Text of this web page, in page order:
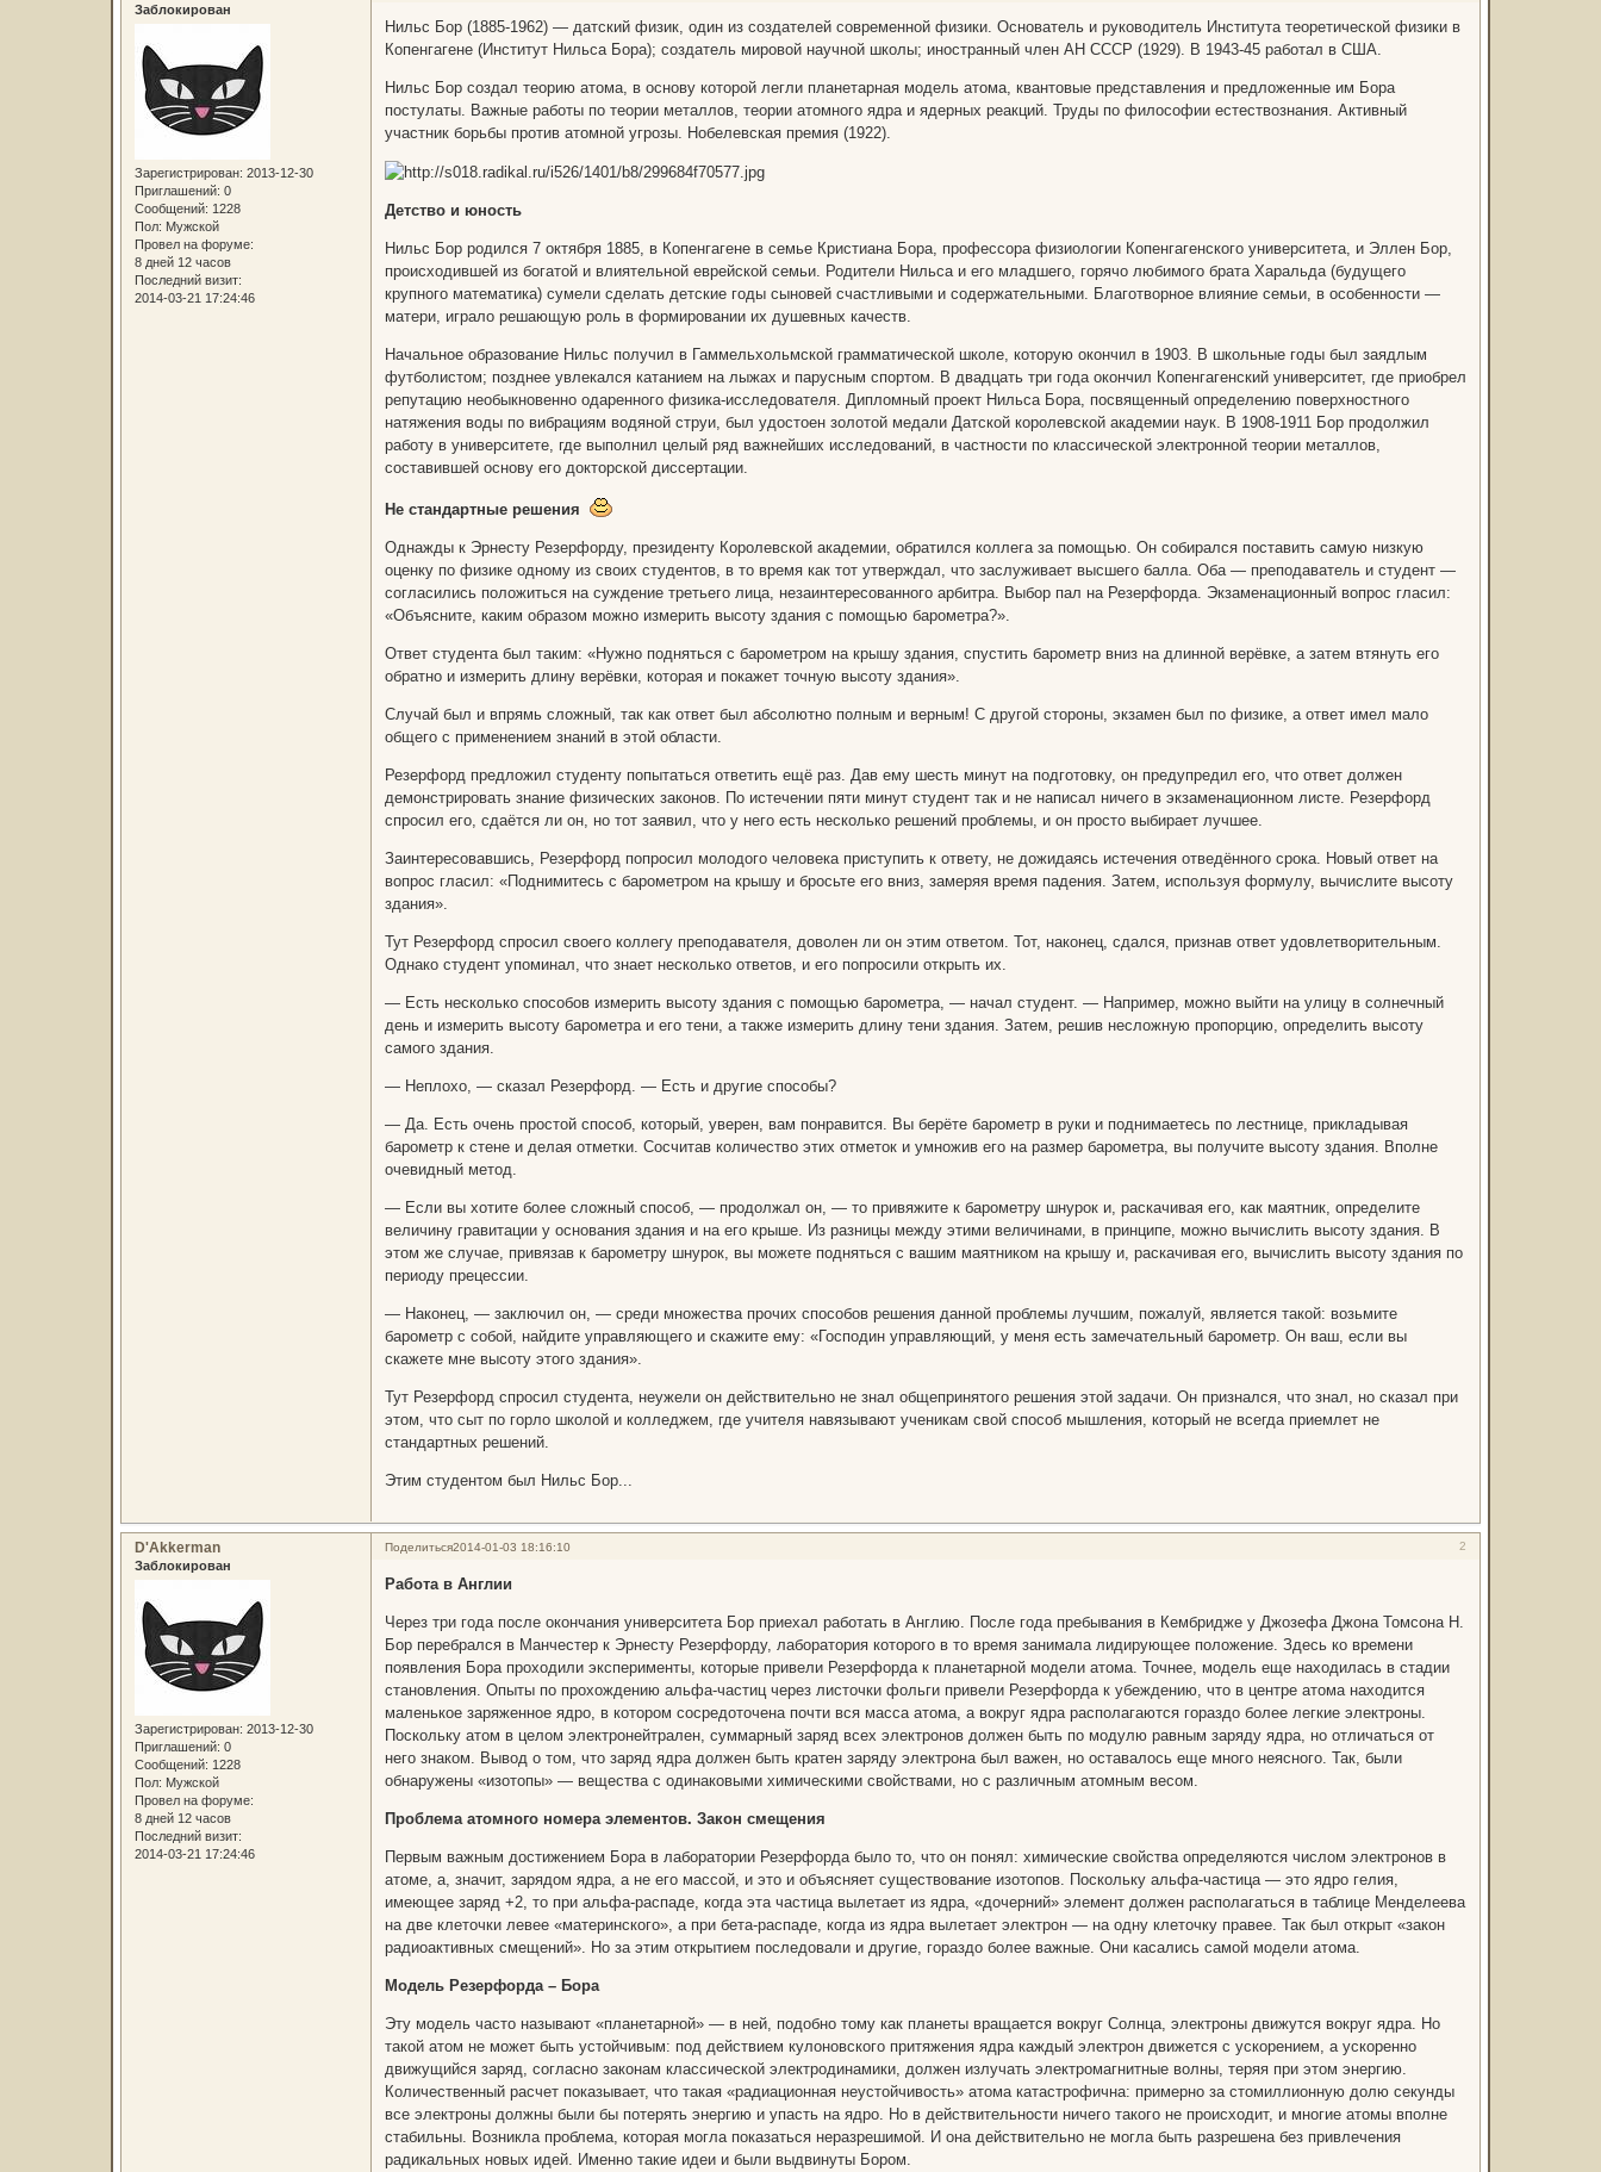
Заблокирован
Зарегистрирован: 2013-12-30
Приглашений: 0
Сообщений: 1228
Пол: Мужской
Провел на форуме:
8 дней 12 часов
Последний визит:
2014-03-21 17:24:46
Нильс Бор (1885-1962) — датский физик, один из создателей современной физики. Основатель и руководитель Института теоретической физики в
Копенгагене (Институт Нильса Бора); создатель мировой научной школы; иностранный член АН СССР (1929). В 1943-45 работал в США.
Нильс Бор создал теорию атома, в основу которой легли планетарная модель атома, квантовые представления и предложенные им Бора
постулаты. Важные работы по теории металлов, теории атомного ядра и ядерных реакций. Труды по философии естествознания. Активный
участник борьбы против атомной угрозы. Нобелевская премия (1922).
Детство и юность
Нильс Бор родился 7 октября 1885, в Копенгагене в семье Кристиана Бора, профессора физиологии Копенгагенского университета, и Эллен Бор,
происходившей из богатой и влиятельной еврейской семьи. Родители Нильса и его младшего, горячо любимого брата Харальда (будущего
крупного математика) сумели сделать детские годы сыновей счастливыми и содержательными. Благотворное влияние семьи, в особенности —
матери, играло решающую роль в формировании их душевных качеств.
Начальное образование Нильс получил в Гаммельхольмской грамматической школе, которую окончил в 1903. В школьные годы был заядлым
футболистом; позднее увлекался катанием на лыжах и парусным спортом. В двадцать три года окончил Копенгагенский университет, где приобрел
репутацию необыкновенно одаренного физика-исследователя. Дипломный проект Нильса Бора, посвященный определению поверхностного
натяжения воды по вибрациям водяной струи, был удостоен золотой медали Датской королевской академии наук. В 1908-1911 Бор продолжил
работу в университете, где выполнил целый ряд важнейших исследований, в частности по классической электронной теории металлов,
составившей основу его докторской диссертации.
Не стандартные решения
Однажды к Эрнеcту Резерфорду, президенту Королевской академии, обратился коллега за помощью. Он собирался поставить самую низкую
оценку по физике одному из своих студентов, в то время как тот утверждал, что заслуживает высшего балла. Оба — преподаватель и студент —
согласились положиться на суждение третьего лица, незаинтересованного арбитра. Выбор пал на Резерфорда. Экзаменационный вопрос гласил:
«Объясните, каким образом можно измерить высоту здания с помощью барометра?».
Ответ студента был таким: «Нужно подняться с барометром на крышу здания, спустить барометр вниз на длинной верёвке, а затем втянуть его
обратно и измерить длину верёвки, которая и покажет точную высоту здания».
Случай был и впрямь сложный, так как ответ был абсолютно полным и верным! С другой стороны, экзамен был по физике, а ответ имел мало
общего с применением знаний в этой области.
Резерфорд предложил студенту попытаться ответить ещё раз. Дав ему шесть минут на подготовку, он предупредил его, что ответ должен
демонстрировать знание физических законов. По истечении пяти минут студент так и не написал ничего в экзаменационном листе. Резерфорд
спросил его, сдаётся ли он, но тот заявил, что у него есть несколько решений проблемы, и он просто выбирает лучшее.
Заинтересовавшись, Резерфорд попросил молодого человека приступить к ответу, не дожидаясь истечения отведённого срока. Новый ответ на
вопрос гласил: «Поднимитесь с барометром на крышу и бросьте его вниз, замеряя время падения. Затем, используя формулу, вычислите высоту
здания».
Тут Резерфорд спросил своего коллегу преподавателя, доволен ли он этим ответом. Тот, наконец, сдался, признав ответ удовлетворительным.
Однако студент упоминал, что знает несколько ответов, и его попросили открыть их.
— Есть несколько способов измерить высоту здания с помощью барометра, — начал студент. — Например, можно выйти на улицу в солнечный
день и измерить высоту барометра и его тени, а также измерить длину тени здания. Затем, решив несложную пропорцию, определить высоту
самого здания.
— Неплохо, — сказал Резерфорд. — Есть и другие способы?
— Да. Есть очень простой способ, который, уверен, вам понравится. Вы берёте барометр в руки и поднимаетесь по лестнице, прикладывая
барометр к стене и делая отметки. Сосчитав количество этих отметок и умножив его на размер барометра, вы получите высоту здания. Вполне
очевидный метод.
— Если вы хотите более сложный способ, — продолжал он, — то привяжите к барометру шнурок и, раскачивая его, как маятник, определите
величину гравитации у основания здания и на его крыше. Из разницы между этими величинами, в принципе, можно вычислить высоту здания. В
этом же случае, привязав к барометру шнурок, вы можете подняться с вашим маятником на крышу и, раскачивая его, вычислить высоту здания по
периоду прецессии.
— Наконец, — заключил он, — среди множества прочих способов решения данной проблемы лучшим, пожалуй, является такой: возьмите
барометр с собой, найдите управляющего и скажите ему: «Господин управляющий, у меня есть замечательный барометр. Он ваш, если вы
скажете мне высоту этого здания».
Тут Резерфорд спросил студента, неужели он действительно не знал общепринятого решения этой задачи. Он признался, что знал, но сказал при
этом, что сыт по горло школой и колледжем, где учителя навязывают ученикам свой способ мышления, который не всегда приемлет не
стандартных решений.
Этим студентом был Нильс Бор...
Поделиться 2
2014-01-03 18:16:10
D'Akkerman
Заблокирован
Зарегистрирован: 2013-12-30
Приглашений: 0
Сообщений: 1228
Пол: Мужской
Провел на форуме:
8 дней 12 часов
Последний визит:
2014-03-21 17:24:46
Работа в Англии
Через три года после окончания университета Бор приехал работать в Англию. После года пребывания в Кембридже у Джозефа Джона Томсона Н.
Бор перебрался в Манчестер к Эрнесту Резерфорду, лаборатория которого в то время занимала лидирующее положение. Здесь ко времени
появления Бора проходили эксперименты, которые привели Резерфорда к планетарной модели атома. Точнее, модель еще находилась в стадии
становления. Опыты по прохождению альфа-частиц через листочки фольги привели Резерфорда к убеждению, что в центре атома находится
маленькое заряженное ядро, в котором сосредоточена почти вся масса атома, а вокруг ядра располагаются гораздо более легкие электроны.
Поскольку атом в целом электронейтрален, суммарный заряд всех электронов должен быть по модулю равным заряду ядра, но отличаться от
него знаком. Вывод о том, что заряд ядра должен быть кратен заряду электрона был важен, но оставалось еще много неясного. Так, были
обнаружены «изотопы» — вещества с одинаковыми химическими свойствами, но с различным атомным весом.
Проблема атомного номера элементов. Закон смещения
Первым важным достижением Бора в лаборатории Резерфорда было то, что он понял: химические свойства определяются числом электронов в
атоме, а, значит, зарядом ядра, а не его массой, и это и объясняет существование изотопов. Поскольку альфа-частица — это ядро гелия,
имеющее заряд +2, то при альфа-распаде, когда эта частица вылетает из ядра, «дочерний» элемент должен располагаться в таблице Менделеева
на две клеточки левее «материнского», а при бета-распаде, когда из ядра вылетает электрон — на одну клеточку правее. Так был открыт «закон
радиоактивных смещений». Но за этим открытием последовали и другие, гораздо более важные. Они касались самой модели атома.
Модель Резерфорда – Бора
Эту модель часто называют «планетарной» — в ней, подобно тому как планеты вращается вокруг Солнца, электроны движутся вокруг ядра. Но
такой атом не может быть устойчивым: под действием кулоновского притяжения ядра каждый электрон движется с ускорением, а ускоренно
движущийся заряд, согласно законам классической электродинамики, должен излучать электромагнитные волны, теряя при этом энергию.
Количественный расчет показывает, что такая «радиационная неустойчивость» атома катастрофична: примерно за стомиллионную долю секунды
все электроны должны были бы потерять энергию и упасть на ядро. Но в действительности ничего такого не происходит, и многие атомы вполне
стабильны. Возникла проблема, которая могла показаться неразрешимой. И она действительно не могла быть разрешена без привлечения
радикальных новых идей. Именно такие идеи и были выдвинуты Бором.